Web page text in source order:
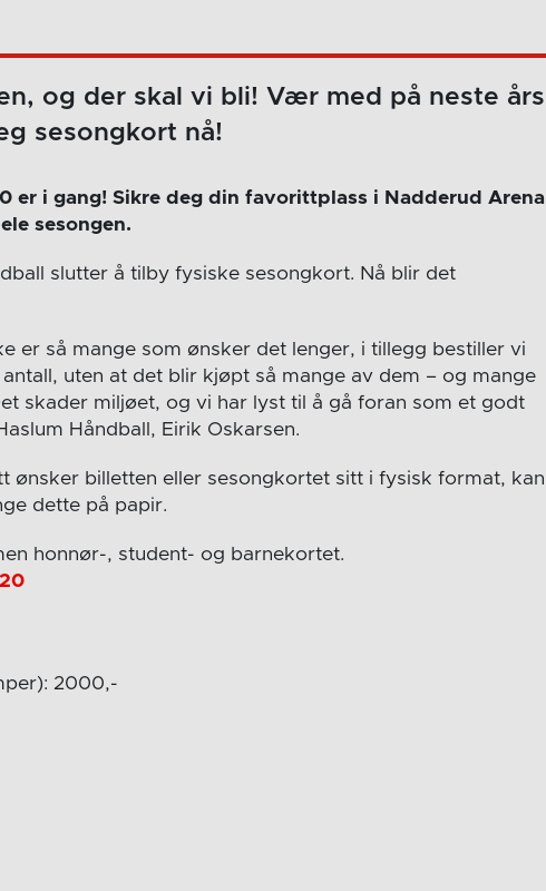
og der skal vi bli! Vær med på neste års
sesongkort nå!
er i gang! Sikre deg din favorittplass i Nadderud Arena
sesongen.
slutter å tilby fysiske sesongkort. Nå blir det
er så mange som ønsker det lenger, i tillegg bestiller vi
uten at det blir kjøpt så mange av dem – og mange
skader miljøet, og vi har lyst til å gå foran som et godt
Håndball, Eirik Oskarsen.
ønsker billetten eller sesongkortet sitt i fysisk format, kan
dette på papir.
honnør-, student- og barnekortet.
2000,-